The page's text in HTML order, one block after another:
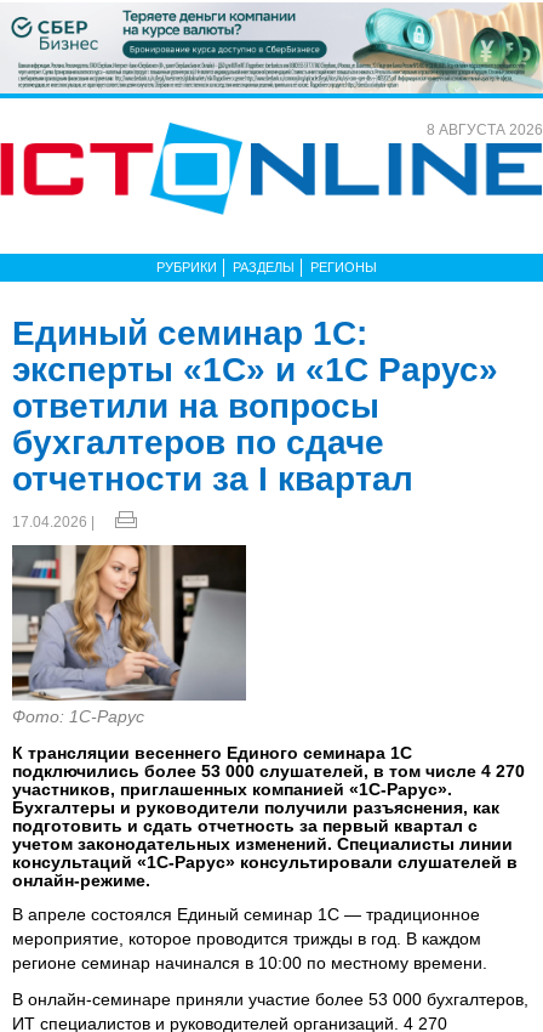
8 АВГУСТА 2026
РУБРИКИ РАЗДЕЛЫ РЕГИОНЫ
Единый семинар 1С:
эксперты «1С» и «1С Рарус»
ответили на вопросы
бухгалтеров по сдаче
отчетности за I квартал
17.04.2026 |
Фото: 1С-Рарус
К трансляции весеннего Единого семинара 1С
подключились более 53 000 слушателей, в том числе 4 270
участников, приглашенных компанией «1С-Рарус».
Бухгалтеры и руководители получили разъяснения, как
подготовить и сдать отчетность за первый квартал с
учетом законодательных изменений. Специалисты линии
консультаций «1С-Рарус» консультировали слушателей в
онлайн-режиме.
В апреле состоялся Единый семинар 1С — традиционное
мероприятие, которое проводится трижды в год. В каждом
регионе семинар начинался в 10:00 по местному времени.
В онлайн-семинаре приняли участие более 53 000 бухгалтеров,
ИТ специалистов и руководителей организаций. 4 270